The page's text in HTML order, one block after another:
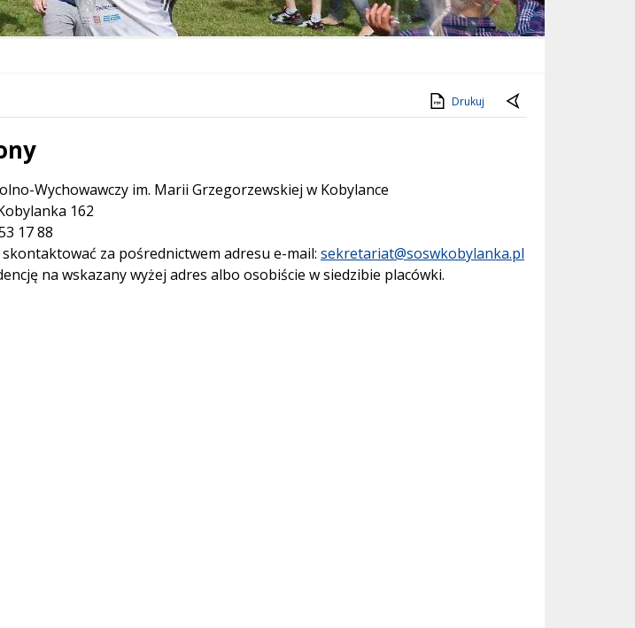
Drukuj
Wychowawczy im. Marii Grzegorzewskiej w Kobylance
162
17 88
za pośrednictwem adresu e-mail: sekretariat@soswkobylanka.pl
na wskazany wyżej adres albo osobiście w siedzibie placówki.